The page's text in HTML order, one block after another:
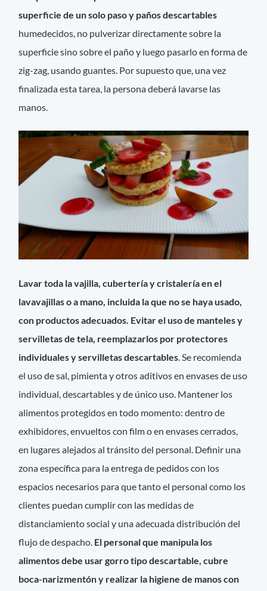
superficie de un solo paso y paños descartables
humedecidos, no pulverizar directamente sobre la
superficie sino sobre el paño y luego pasarlo en forma de
zig-zag, usando guantes. Por supuesto que, una vez
finalizada esta tarea, la persona deberá lavarse las
manos.
Lavar toda la vajilla, cubertería y cristalería en el
lavavajillas o a mano, incluida la que no se haya usado,
con productos adecuados. Evitar el uso de manteles y
servilletas de tela, reemplazarlos por protectores
individuales y servilletas descartables. Se recomienda
el uso de sal, pimienta y otros aditivos en envases de uso
individual, descartables y de único uso. Mantener los
alimentos protegidos en todo momento: dentro de
exhibidores, envueltos con film o en envases cerrados,
en lugares alejados al tránsito del personal. Definir una
zona específica para la entrega de pedidos con los
espacios necesarios para que tanto el personal como los
clientes puedan cumplir con las medidas de
distanciamiento social y una adecuada distribución del
flujo de despacho. El personal que manipula los
alimentos debe usar gorro tipo descartable, cubre
boca-narizmentón y realizar la higiene de manos con